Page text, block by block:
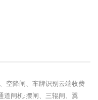
空降闸、车牌识别云端收费
道闸机:摆闸、三辊闸、翼